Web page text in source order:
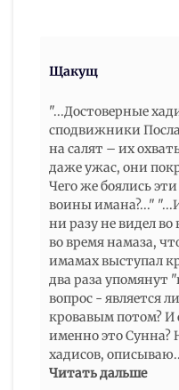
Щакущ
"...Достоверные
сподвижники
на салят – их
даже ужас, они
Чего же боялись
воины имана?..."
ни разу не видел во
во время намаза,
имамах выступал
два раза упомянут
вопрос - является
кровавым потом? И
именно это Сунна?
хадисов, описываю
Читать дальше